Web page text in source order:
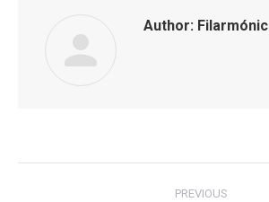
Author:
PREVIOUS